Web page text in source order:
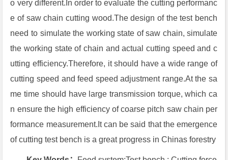
o very different.In order to evaluate the cutting performanc
e of saw chain cutting wood.The design of the test bench
need to simulate the working state of saw chain, simulate
the working state of chain and actual cutting speed and c
utting efficiency.Therefore, it should have a wide range of
cutting speed and feed speed adjustment range.At the sa
me time should have large transmission torque, which ca
n ensure the high efficiency of coarse pitch saw chain per
formance measurement.It can be said that the emergence
of cutting test bench is a great progress in Chinas forestry